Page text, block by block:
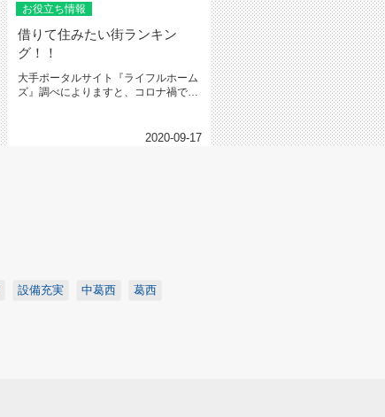
お役立ち情報
借りて住みたい街ランキン
グ！！
大手ポータルサイト『ライフルホーム
ズ』調べによりますと、コロナ禍での
2020-09-17
設備充実 中葛西 葛西